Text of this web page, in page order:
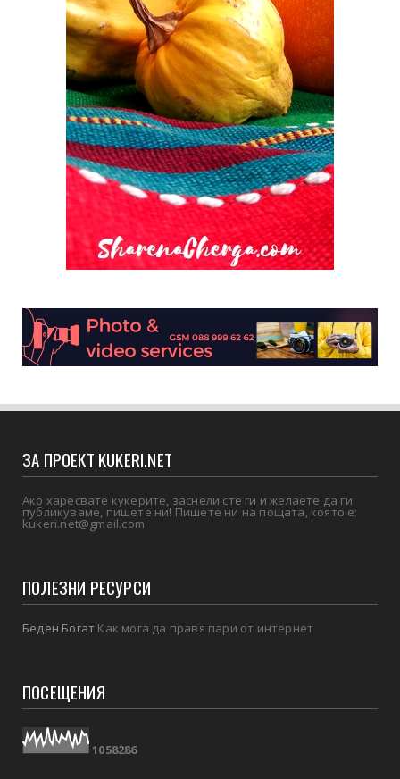
ЗА ПРОЕКТ KUKERI.NET
Ако харесвате кукерите, заснели сте ги и желаете да ги
публикуваме, пишете ни! Пишете ни на пощата, която е:
kukeri.net@gmail.com
ПОЛЕЗНИ РЕСУРСИ
Беден Богат Как мога да правя пари от интернет
ПОСЕЩЕНИЯ
1058286